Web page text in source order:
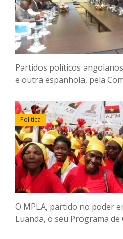
Partidos políticos
e outra espanhola, pela
Politica
O MPLA, partido no poder
Luanda, o seu Programa